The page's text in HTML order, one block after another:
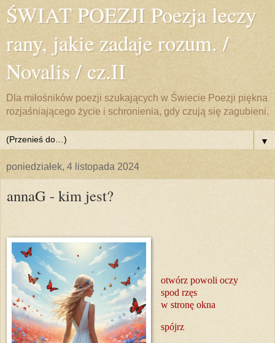
ŚWIAT POEZJI Poezja leczy
rany, jakie zadaje rozum. /
Novalis / cz.II
Dla miłośników poezji szukających w Świecie Poezji piękna
rozjaśniającego życie i schronienia, gdy czują się zagubieni.
▼
poniedziałek, 4 listopada 2024
annaG - kim jest?
otwórz powoli oczy
spod rzęs
w stronę okna
spójrz